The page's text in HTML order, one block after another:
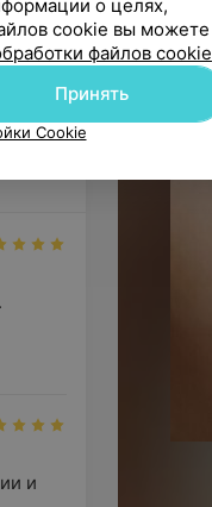
и
о целях,
cookie вы можете
файлов cookie
Принять
Cookie